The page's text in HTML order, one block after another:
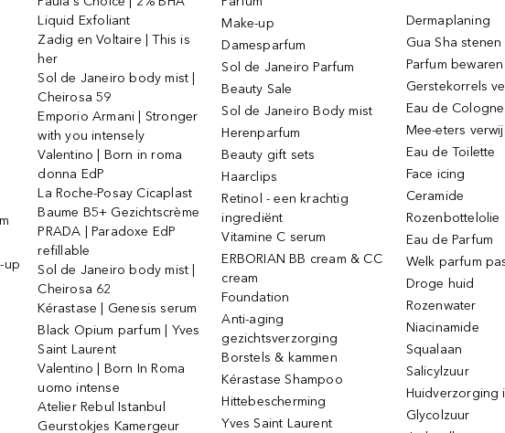
up
Liquid Exfoliant
Zadig en Voltaire | This is
her
Sol de Janeiro body mist |
Cheirosa 59
Emporio Armani | Stronger
with you intensely
Valentino | Born in roma
donna EdP
La Roche-Posay Cicaplast
Baume B5+ Gezichtscrème
PRADA | Paradoxe EdP
refillable
Sol de Janeiro body mist |
Cheirosa 62
Kérastase | Genesis serum
Black Opium parfum | Yves
Saint Laurent
Valentino | Born In Roma
uomo intense
Atelier Rebul Istanbul
Geurstokjes Kamergeur
Make-up
Damesparfum
Sol de Janeiro Parfum
Beauty Sale
Sol de Janeiro Body mist
Herenparfum
Beauty gift sets
Haarclips
Retinol - een krachtig
ingrediënt
Vitamine C serum
ERBORIAN BB cream & CC
cream
Foundation
Anti-aging
gezichtsverzorging
Borstels & kammen
Kérastase Shampoo
Hittebescherming
Yves Saint Laurent
Dermaplaning
Gua Sha stenen
Parfum bewaren
Gerstekorrels
Eau de Cologne
Mee-eters
Eau de Toilette
Face icing
Ceramide
Rozenbottelolie
Eau de Parfum
Welk parfum
Droge huid
Rozenwater
Niacinamide
Squalaan
Salicylzuur
Huidverzorging
Glycolzuur